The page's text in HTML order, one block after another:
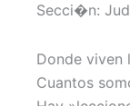
Secci�n:
Donde viven
Cuantos